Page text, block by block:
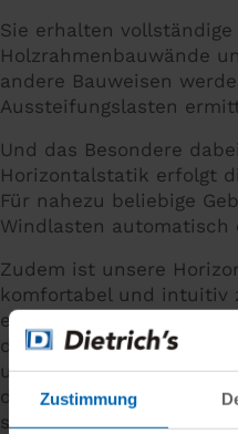
Zustimmung
Sie erhalten
Holzrahmenbauwände
andere Bauweisen
Aussteifungslasten
Und das Besondere
Horizontalstatik erfolgt
Für nahezu beliebige
Windlasten automatisch
Zudem ist unsere
komfortabel und intuitiv
erfolgen in einem
des Navigationsdialogs
und bequem die Statik-
der Lasten durch das
stehen unmittelbar zur